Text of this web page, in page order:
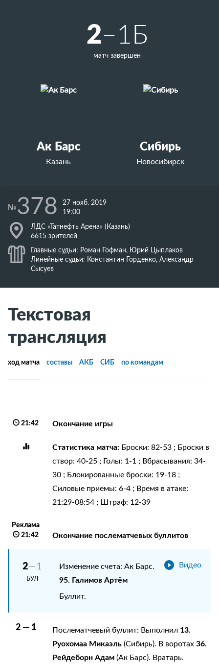
Ак Барс
Казань
2–1Б
матч завершен
Сибирь
Новосибирск
№378
27 нояб. 2019
19:00
J
ЛДС «Татнефть Арена» (Казань)
6615 зрителей
K
Главные судьи: Роман Гофман, Юрий Цыплаков
Линейные судьи: Константин Горденко, Александр
Сысуев
Текстовая
трансляция
ход матча составы АКБ СИБ по командам
21:42 Окончание игры
Статистика матча: Броски: 82-53 ; Броски в
створ: 40-25 ; Голы: 1-1 ; Вбрасывания: 34-
30 ; Блокированные броски: 19-18 ;
Силовые приемы: 6-4 ; Время в атаке:
21:29-08:54 ; Штраф: 12-39
Реклама
21:42
Окончание послематчевых буллитов
2—1
БУЛ
Видео
Изменение счета: Ак Барс.
95. Галимов Артём
Буллит.
2 — 1 Послематчевый буллит: Выполнил 13.
Руохомаа Микаэль(Сибирь). В воротах36.
Рейдеборн Адам(Ак Барс). Вратарь.